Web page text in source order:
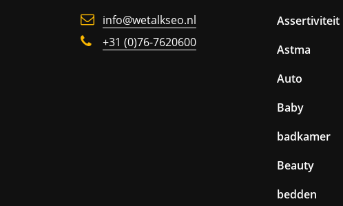
info@wetalkseo.nl
+31 (0)76-7620600
Assertiviteit
Astma
Auto
Baby
badkamer
Beauty
bedden